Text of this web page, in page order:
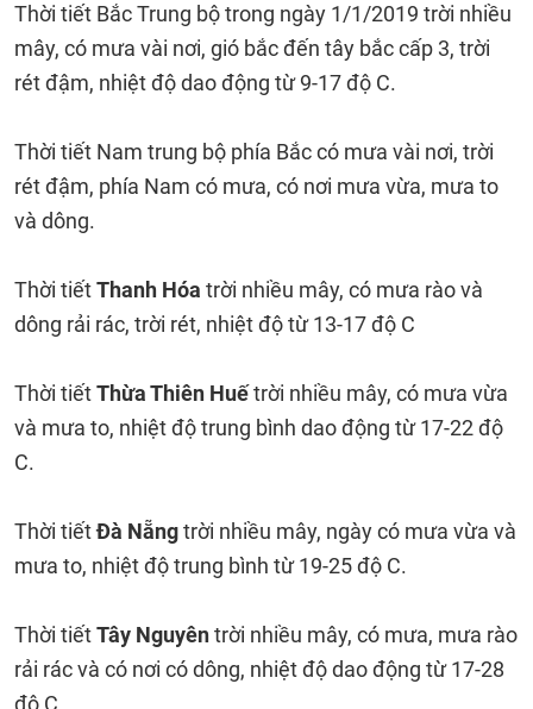
Thời tiết Bắc Trung bộ trong ngày 1/1/2019 trời nhiều
mây, có mưa vài nơi, gió bắc đến tây bắc cấp 3, trời
rét đậm, nhiệt độ dao động từ 9-17 độ C.
Thời tiết Nam trung bộ phía Bắc có mưa vài nơi, trời
rét đậm, phía Nam có mưa, có nơi mưa vừa, mưa to
và dông.
Thời tiếtThanh Hóa trời nhiều mây, có mưa rào và
dông rải rác, trời rét, nhiệt độ từ 13-17 độ C
Thời tiếtThừa Thiên Huếtrời nhiều mây, có mưa vừa
và mưa to, nhiệt độ trung bình dao động từ 17-22 độ
C.
Thời tiếtĐà Nẵngtrời nhiều mây, ngày có mưa vừa và
mưa to, nhiệt độ trung bình từ 19-25 độ C.
Thời tiếtTây Nguyêntrời nhiều mây, có mưa, mưa rào
rải rác và có nơi có dông, nhiệt độ dao động từ 17-28
độ C.